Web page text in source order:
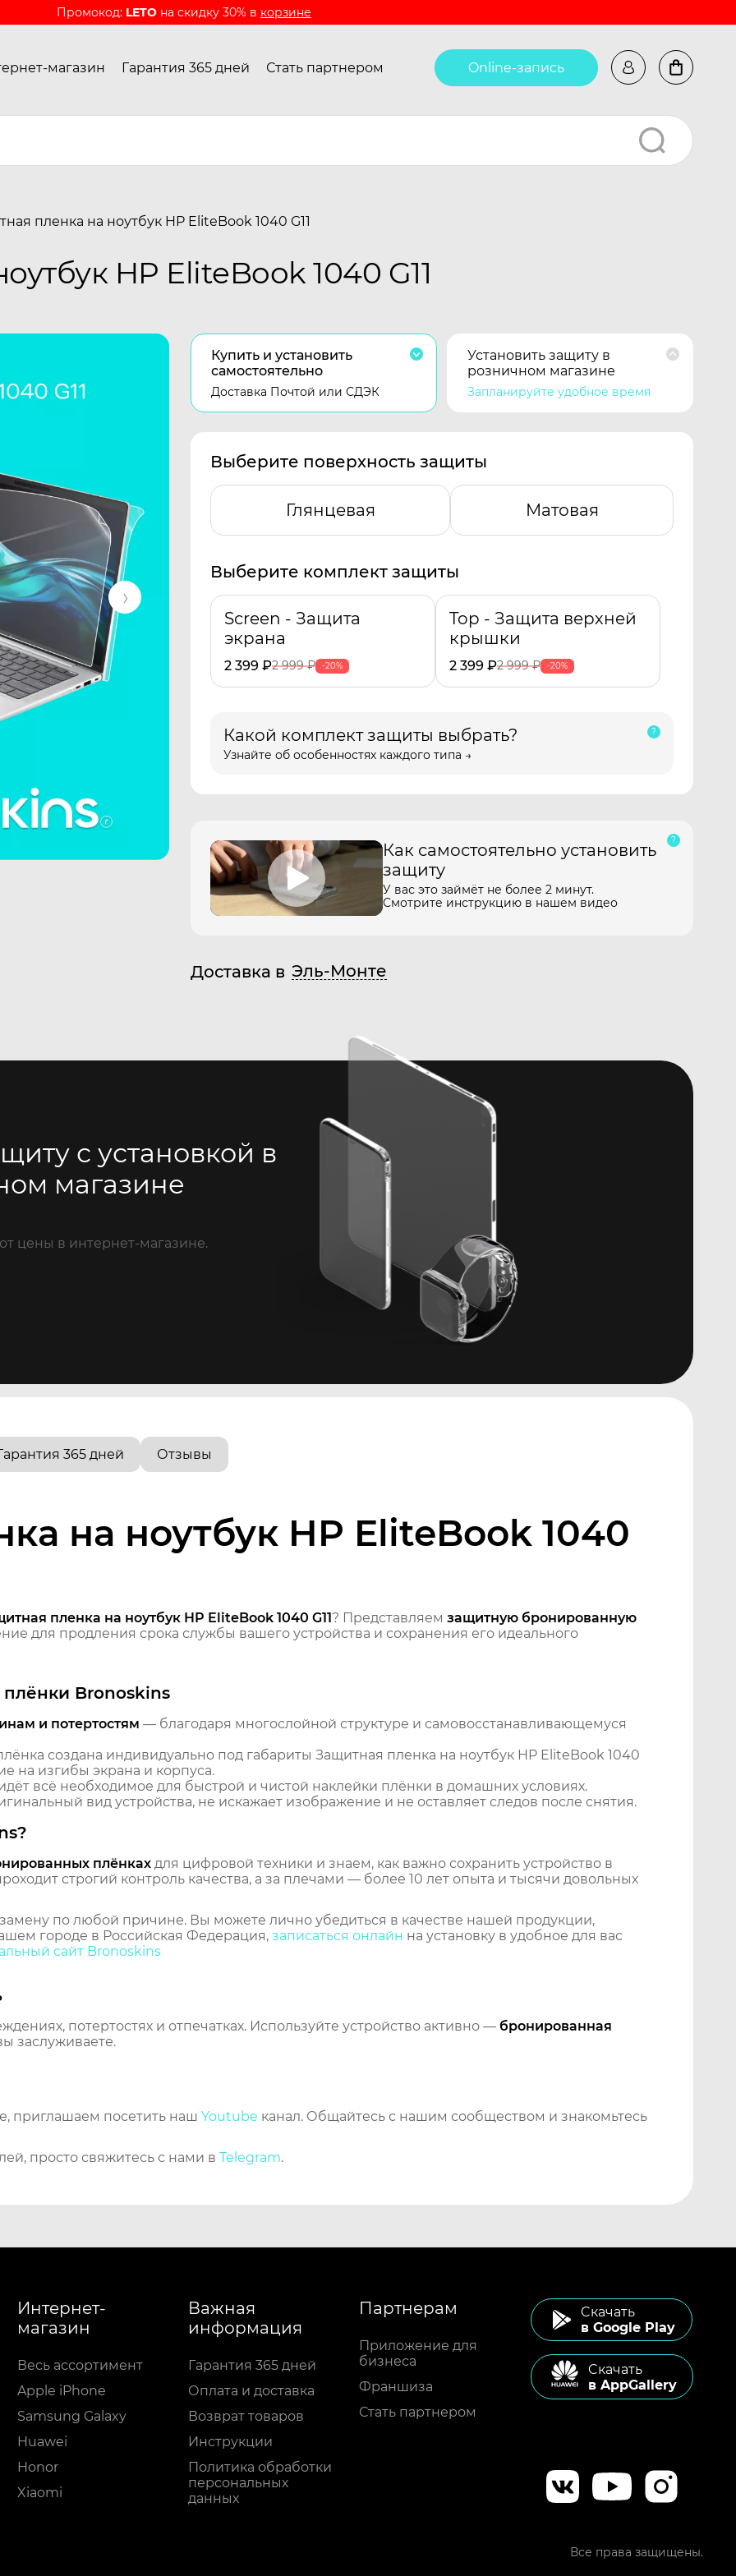
Промокод: LETO на скидку 30% в корзине
магазин Гарантия 365 дней Стать партнером Online-запись
пленка на ноутбук HP EliteBook 1040 G11
HP EliteBook 1040 G11
Купить и установить
самостоятельно
Доставка Почтой или СДЭК
Установить защиту в
розничном магазине
Запланируйте удобное время
Выберите поверхность защиты
Глянцевая Матовая
Выберите комплект защиты
Screen - Защита
экрана
2 399 ₽2 999₽ -20%
Top - Защита верхней
крышки
2 399 ₽2 999₽ -20%
Какой комплект защиты выбрать?
Узнайте об особенностях каждого типа →
Как самостоятельно установить
защиту
У вас это займёт не более 2 минут.
Смотрите инструкцию в нашем видео
Доставка в Эль-Монте
с установкой в
магазине
цены в интернет-магазине.
365 дней Отзывы
на ноутбук HP EliteBook 1040
пленка на ноутбук HP EliteBook 1040 G11? Представляем защитную бронированную
для продления срока службы вашего устройства и сохранения его идеального
Bronoskins
и потертостям — благодаря многослойной структуре и самовосстанавливающемуся
создана индивидуально под габариты Защитная пленка на ноутбук HP EliteBook 1040
на изгибы экрана и корпуса.
всё необходимое для быстрой и чистой наклейки плёнки в домашних условиях.
вид устройства, не искажает изображение и не оставляет следов после снятия.
плёнках для цифровой техники и знаем, как важно сохранить устройство в
строгий контроль качества, а за плечами — более 10 лет опыта и тысячи довольных
по любой причине. Вы можете лично убедиться в качестве нашей продукции,
городе в Российская Федерация, записаться онлайн на установку в удобное для вас
сайт Bronoskins
потертостях и отпечатках. Используйте устройство активно — бронированная
заслуживаете.
приглашаем посетить наш Youtube канал. Общайтесь с нашим сообществом и знакомьтесь
просто свяжитесь с нами в Telegram.
Интернет-
магазин
Весь ассортимент
Apple iPhone
Samsung Galaxy
Huawei
Honor
Xiaomi
Важная
информация
Гарантия 365 дней
Оплата и доставка
Возврат товаров
Инструкции
Политика обработки
персональных
данных
Партнерам
Приложение для
бизнеса
Франшиза
Стать партнером
Cкачать
в Google Play
Cкачать
в AppGallery
Все права защищены.